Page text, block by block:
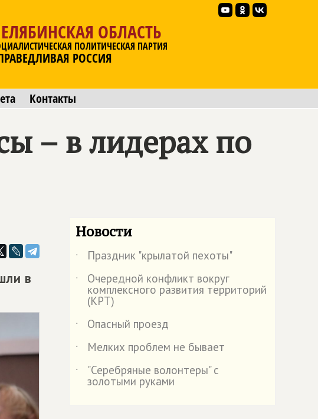
ОБЛАСТЬ
ПОЛИТИЧЕСКАЯ ПАРТИЯ
РОССИЯ
Контакты
– в лидерах по
в
Новости
˙
Праздник "крылатой пехоты"
˙
Очередной конфликт вокруг
комплексного развития территорий
(КРТ)
˙
Опасный проезд
˙
Мелких проблем не бывает
˙
"Серебряные волонтеры" с
золотыми руками